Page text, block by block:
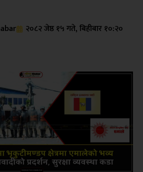
२०८२ जेष्ठ १५ गते, बिहीबार १०:२०